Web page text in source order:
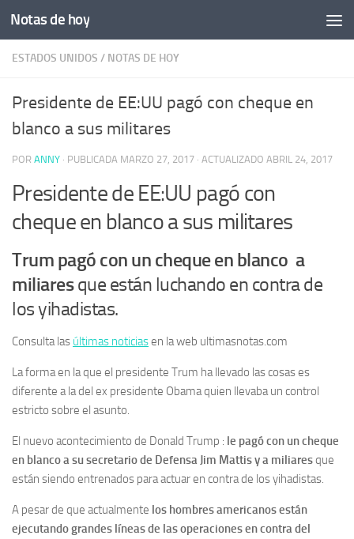
Saltar al contenido
Notas de hoy
ESTADOS UNIDOS / NOTAS DE HOY
Presidente de EE:UU pagó con cheque en
blanco a sus militares
POR ANNY · PUBLICADA MARZO 27, 2017 · ACTUALIZADO ABRIL 24, 2017
Presidente de EE:UU pagó con
cheque en blanco a sus militares
Trum pagó con un cheque en blanco a
miliaresque están luchando en contra de
los yihadistas.
Consulta las últimas noticiasen la web ultimasnotas.com
La forma en la que el presidente Trum ha llevado las cosas es
diferente a la del ex presidente Obama quien llevaba un control
estricto sobre el asunto.
El nuevo acontecimiento de Donald Trump : le pagó con un cheque
en blanco a su secretario de Defensa Jim Mattis y a miliaresque
están siendo entrenados para actuar en contra de los yihadistas.
A pesar de que actualmente los hombres americanos están
ejecutando grandes líneas de las operaciones en contra del